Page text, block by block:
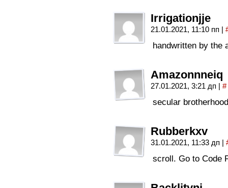
Irrigationjje
21.01.2021, 11:10 пп |
handwritten by the
Amazonnneiq
27.01.2021, 3:21 дп | #
secular
Rubberkxv
31.01.2021, 11:33 дп |
scroll. Go to Code